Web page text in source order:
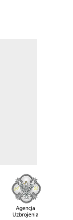
Agencja
Uzbrojenia